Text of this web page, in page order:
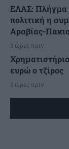
ΕΛΑΣ: Πλήγμα
πολιτική η
Αραβίας-
3 ώρες πριν
ευρώ ο τζίρος
3 ώρες πριν